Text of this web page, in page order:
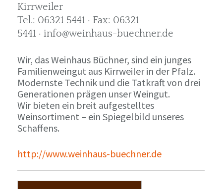
Kirrweiler
Tel.: 06321 5441 · Fax: 06321
5441 · info@weinhaus-buechner.de
Wir, das Weinhaus Büchner, sind ein junges
Familienweingut aus Kirrweiler in der Pfalz.
Modernste Technik und die Tatkraft von drei
Generationen prägen unser Weingut.
Wir bieten ein breit aufgestelltes
Weinsortiment – ein Spiegelbild unseres
Schaffens.
http://www.weinhaus-buechner.de